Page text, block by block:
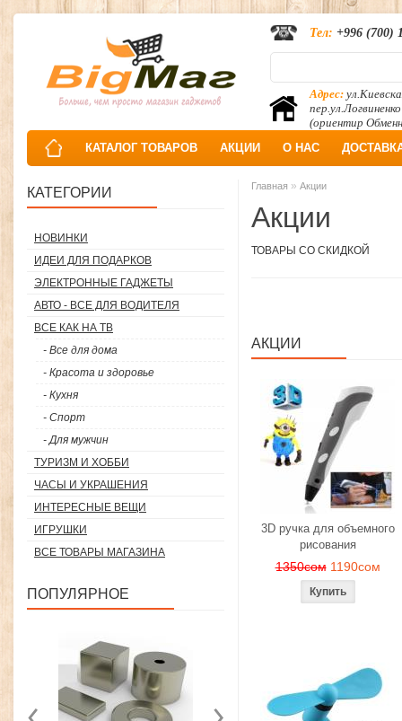
Адрес:
пер.ул.Логвиненко
(ориентир
Тел: +996 (700)
КАТАЛОГ ТОВАРОВ АКЦИИ О НАС
КАТЕГОРИИ
НОВИНКИ
ИДЕИ ДЛЯ ПОДАРКОВ
ЭЛЕКТРОННЫЕ ГАДЖЕТЫ
АВТО - ВСЕ ДЛЯ ВОДИТЕЛЯ
ВСЕ КАК НА ТВ
- Все для дома
- Красота и здоровье
- Кухня
- Спорт
- Для мужчин
ТУРИЗМ И ХОББИ
ЧАСЫ И УКРАШЕНИЯ
ИНТЕРЕСНЫЕ ВЕЩИ
ИГРУШКИ
ВСЕ ТОВАРЫ МАГАЗИНА
ПОПУЛЯРНОЕ
Главная » Акции
Акции
ТОВАРЫ СО СКИДКОЙ
АКЦИИ
3D ручка для объемного
рисования
1350сом 1190сом